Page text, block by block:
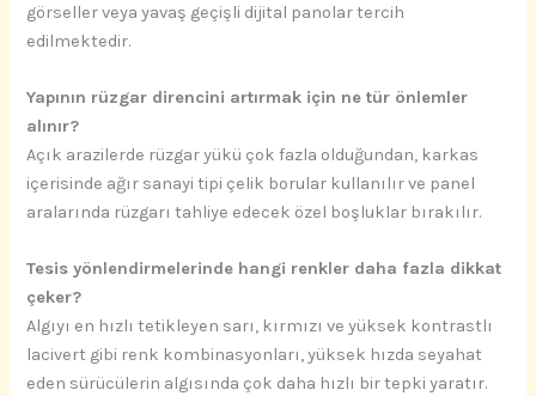
görseller veya yavaş geçişli dijital panolar tercih
edilmektedir.
Yapının rüzgar direncini artırmak için ne tür önlemler
alınır?
Açık arazilerde rüzgar yükü çok fazla olduğundan, karkas
içerisinde ağır sanayi tipi çelik borular kullanılır ve panel
aralarında rüzgarı tahliye edecek özel boşluklar bırakılır.
Tesis yönlendirmelerinde hangi renkler daha fazla dikkat
çeker?
Algıyı en hızlı tetikleyen sarı, kırmızı ve yüksek kontrastlı
lacivert gibi renk kombinasyonları, yüksek hızda seyahat
eden sürücülerin algısında çok daha hızlı bir tepki yaratır.